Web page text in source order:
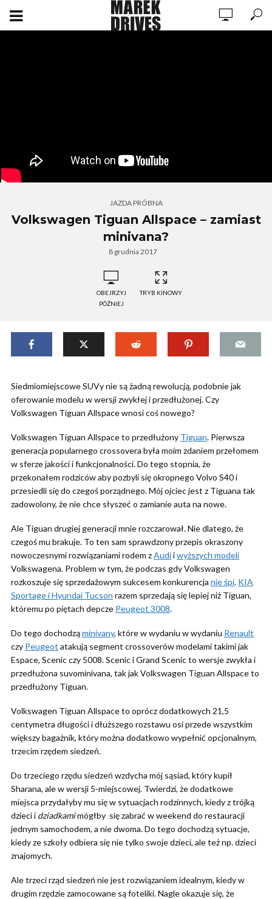
JAZDA PRÓBNA
Volkswagen Tiguan Allspace – zamiast
minivana?
8 grudnia 2017
OBEJRZYJ
PÓŹNIEJ
TRYB KINOWY
Siedmiomiejscowe SUVy nie są żadną rewolucją, podobnie jak
oferowanie modelu w wersji zwykłej i przedłużonej. Czy
Volkswagen Tiguan Allspace wnosi coś nowego?
Volkswagen Tiguan Allspace to przedłużony Tiguan. Pierwsza
generacja popularnego crossovera była moim zdaniem przełomem
w sferze jakości i funkcjonalności. Do tego stopnia, że
przekonałem rodziców aby pozbyli się okropnego Volvo S40 i
przesiedli się do czegoś porządnego. Mój ojciec jest z Tiguana tak
zadowolony, że nie chce słyszeć o zamianie auta na nowe.
Ale Tiguan drugiej generacji mnie rozczarował. Nie dlatego, że
czegoś mu brakuje. To ten sam sprawdzony przepis okraszony
nowoczesnymi rozwiązaniami rodem zAudiiwyższych modeli
Volkswagena. Problem w tym, że podczas gdy Volkswagen
rozkoszuje się sprzedażowym sukcesem konkurencja nie śpi. KIA
Sportage i Hyundai Tucson razem sprzedają się lepiej niż Tiguan,
któremu po piętach depcze Peugeot 3008.
Do tego dochodząminivany, które w wydaniu w wydaniu Renault
czy Peugeot atakują segment crossoverów modelami takimi jak
Espace, Scenic czy 5008. Scenic i Grand Scenic to wersje zwykła i
przedłużona suvominivana, tak jak Volkswagen Tiguan Allspace to
przedłużony Tiguan.
Volkswagen Tiguan Allspace to oprócz dodatkowych 21,5
centymetra długości i dłuższego rozstawu osi przede wszystkim
większy bagażnik, który można dodatkowo wypełnić opcjonalnym,
trzecim rzędem siedzeń.
Do trzeciego rzędu siedzeń wzdycha mój sąsiad, który kupił
Sharana, ale w wersji 5-miejscowej. Twierdzi, że dodatkowe
miejsca przydałyby mu się w sytuacjach rodzinnych, kiedy z trójką
dzieci i dziadkamimógłby się zabrać w weekend do restauracji
jednym samochodem, a nie dwoma. Do tego dochodzą sytuacje,
kiedy ze szkoły odbiera się nie tylko swoje dzieci, ale też np. dzieci
znajomych.
Ale trzeci rząd siedzeń nie jest rozwiązaniem idealnym, kiedy w
drugim rzędzie zamocowane są foteliki. Nagle okazuje się, że